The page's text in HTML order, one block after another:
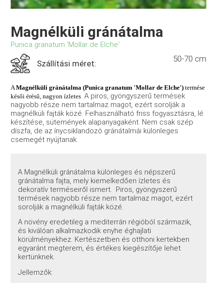
Magnélküli gránátalma
Punica granatum 'Mollar de Elche'
Szállítási méret: 50-70 cm
AMagnélküli gránátalma (Punica granatum 'Mollar de Elche') termése
késői érésű, nagyon ízletes. A piros, gyöngyszerű termések
nagyobb része nem tartalmaz magot, ezért sorolják a
magnélküli fajták közé. Felhasználható friss fogyasztásra, lé
készítése, sütemények alapanyagaként. Nem csak szép
díszfa, de az ínycsiklandozó gránátalmái különleges
csemegét nyújtanak.
A Magnélküli gránátalma különleges és népszerű
gránátalma fajta, mely kiemelkedően ízletes és
dekoratív terméseiről ismert. Piros, gyöngyszerű
termések nagyobb része nem tartalmaz magot, ezért
sorolják a magnélküli fajták közé.
A növény eredetileg a mediterrán régióból származik,
és kiválóan alkalmazkodik enyhe éghajlati
körülményekhez. Kertészetben és otthoni kertekben
egyaránt megterem, és értékes kiegészítője lehet
kertünknek.
Jellemzők: